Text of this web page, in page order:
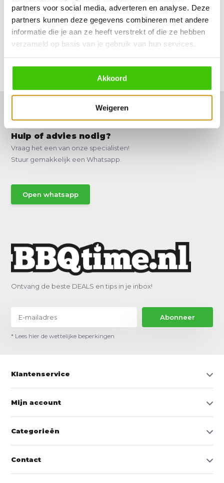
partners voor social media, adverteren en analyse. Deze
partners kunnen deze gegevens combineren met andere
informatie die je aan ze heeft verstrekt of die ze hebben
verzameld op basis van je gebruik van hun services.
Akkoord
Weigeren
Reviews
Hulp of advies nodig?
Vraag het een van onze specialisten!
Stuur gemakkelijk een Whatsapp.
Open whatsapp
Ontvang de beste DEALS en tips in je inbox!
Abonneer
* Lees hier de wettelijke beperkingen
Klantenservice
Mijn account
Categorieën
Contact